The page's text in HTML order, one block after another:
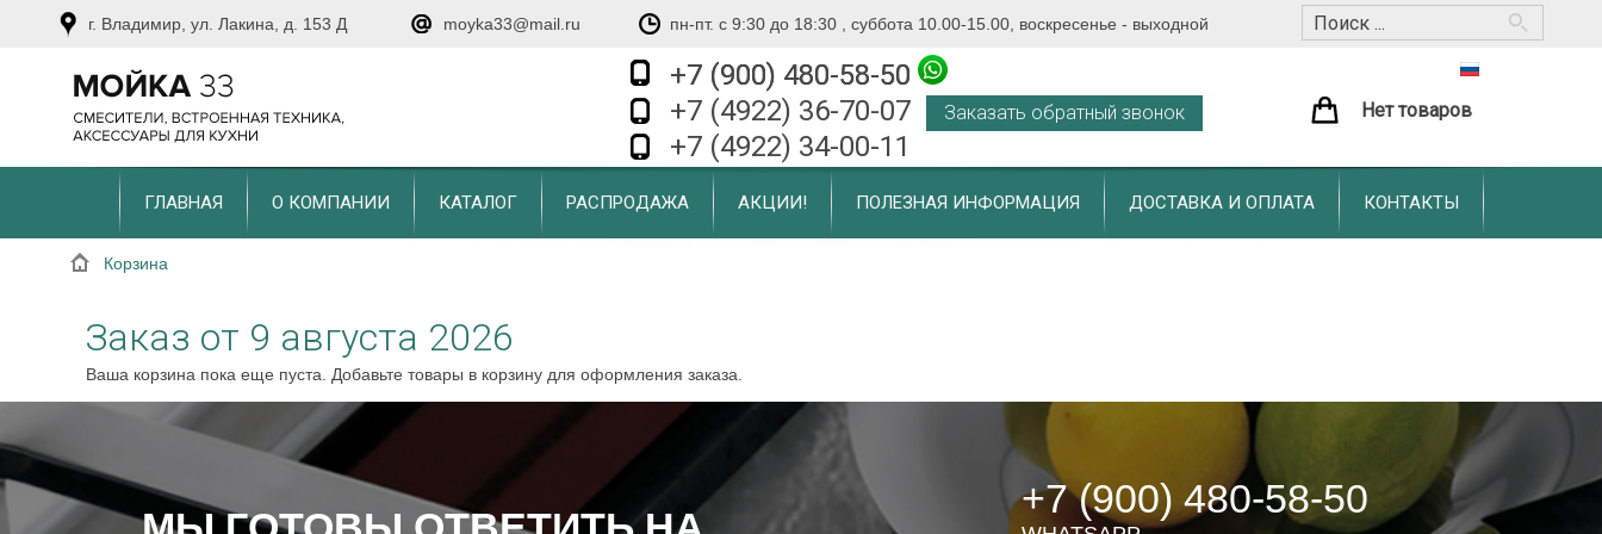
moyka33@mail.ru
г. Владимир, ул. Лакина, д. 153 Д пн-пт. с 9:30 до 18:30 , суббота 10.00-15.00, воскресенье - выходной
+7 (900) 480-58-50
+7 (4922) 36-70-07
+7 (4922) 34-00-11
Заказать обратный звонок Нет товаров
+7 (900) 480-58-50
ГЛАВНАЯ О КОМПАНИИ КАТАЛОГ РАСПРОДАЖА АКЦИИ! ПОЛЕЗНАЯ ИНФОРМАЦИЯ ДОСТАВКА И ОПЛАТА КОНТАКТЫ
Корзина
Заказ от 9 августа 2026
Ваша корзина пока еще пуста. Добавьте товары в корзину для оформления заказа.
+7 (900) 480-58-50